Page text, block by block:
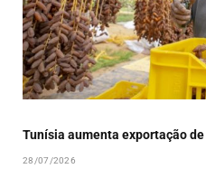
Tunísia aumenta exportação de
28/07/2026